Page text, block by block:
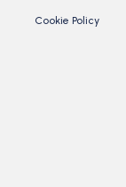
Cookie Policy